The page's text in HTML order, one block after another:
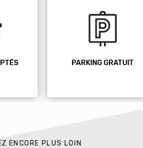
PARKING GRATUIT
ENCORE PLUS LOIN